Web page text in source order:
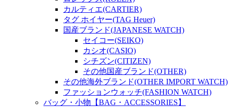
カルティエ(CARTIER)
タグ ホイヤー(TAG Heuer)
国産ブランド(JAPANESE WATCH)
セイコー(SEIKO)
カシオ(CASIO)
シチズン(CITIZEN)
その他国産ブランド(OTHER)
その他海外ブランド(OTHER IMPORT WATCH)
ファッションウォッチ(FASHION WATCH)
バッグ・小物【BAG・ACCESSORIES】